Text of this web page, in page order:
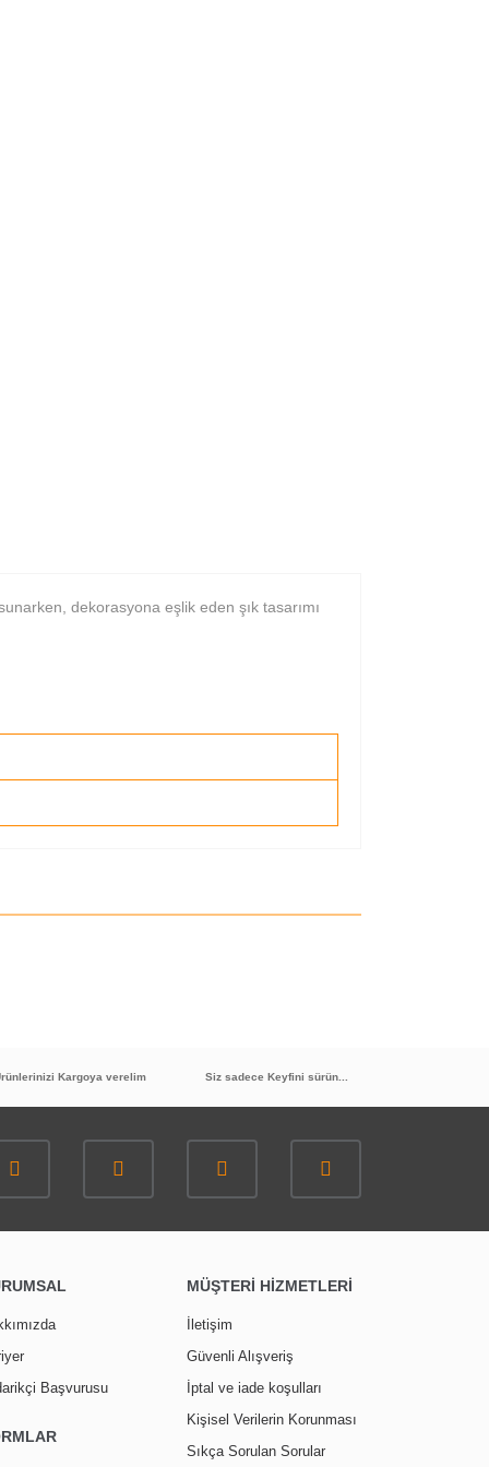
dekorasyona eşlik eden şık tasarımı
Kargoya verelim Siz sadece Keyfini sürün...
Başvurusu
MÜŞTERİ HİZMETLERİ
İletişim
Güvenli Alışveriş
İptal ve iade koşulları
Kişisel Verilerin Korunması
Sıkça Sorulan Sorular